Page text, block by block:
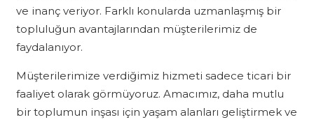
ve inanç veriyor. Farklı konularda uzmanlaşmış bir
topluluğun avantajlarından müşterilerimiz de
faydalanıyor.
Müşterilerimize verdiğimiz hizmeti sadece ticari bir
faaliyet olarak görmüyoruz. Amacımız, daha mutlu
bir toplumun inşası için yaşam alanları geliştirmek ve